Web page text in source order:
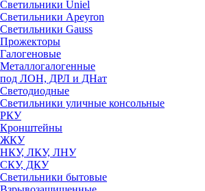
Светильники Uniel
Светильники Apeyron
Светильники Gauss
Прожекторы
Галогеновые
Металлогалогенные
под ЛОН, ДРЛ и ДНат
Светодиодные
Светильники уличные консольные
РКУ
Кронштейны
ЖКУ
НКУ, ЛКУ, ЛНУ
СКУ, ДКУ
Светильники бытовые